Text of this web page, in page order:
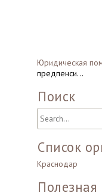
Юридическая
предпенси…
Поиск
Список
Краснодар